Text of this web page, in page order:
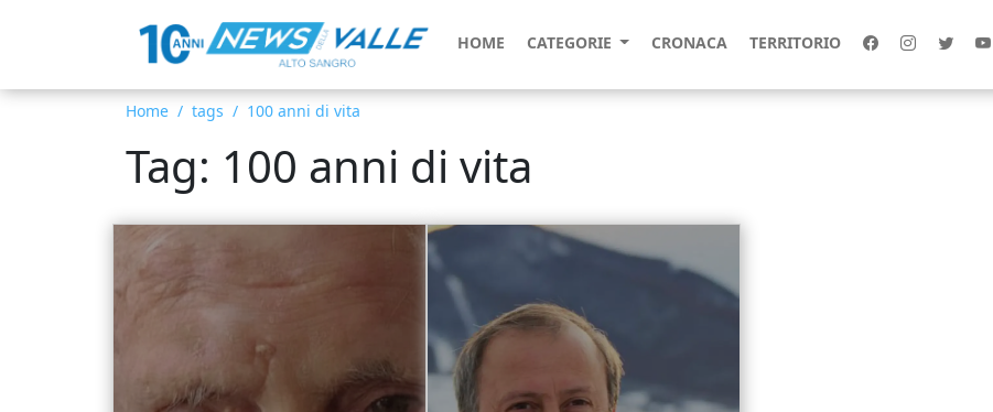
HOME CATEGORIE CRONACA TERRITORIO
Home tags 100 anni di vita
Tag: 100 anni di vita